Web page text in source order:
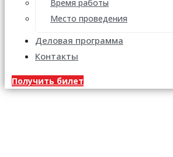
Время работы
Место проведения
Деловая программа
Контакты
Получить билет